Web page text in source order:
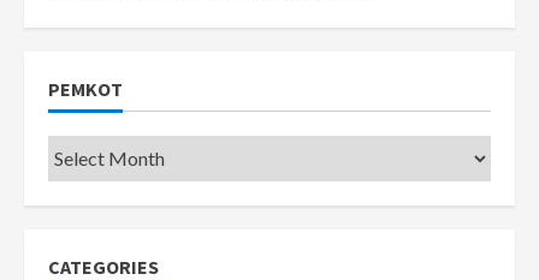
PEMKOT
Pemkot
CATEGORIES